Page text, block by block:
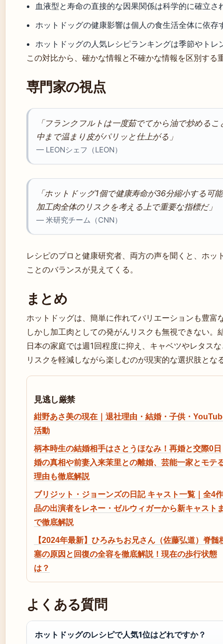
血液型と寿命の直接的な因果関係は科学的に確立さ
ホットドッグの健康影響は個人の食生活全体に依
ホットドッグの人気レシピランキングは季節やト
この対比から、確かな情報と不確かな情報を区別する
専門家の視点
「フランクフルトは一度茹でてから油で炒めるこ
中まで温まり皮がパリッと仕上がる」
— LEONシェフ（LEON）
「ホットドッグ1個で健康寿命が36分縮小する可
加工肉全体のリスクを考える上で重要な指標だ」
— 米研究チーム（CNN）
レシピのプロと健康研究者、両方の声を聞くと、ホ
ことのバランスが見えてくる。
まとめ
ホットドッグは、簡単に作れてバリエーションも豊富
しかし加工肉としての発がんリスクも無視できない。
日本の家庭では週1回程度に抑え、キャベツやレタス
リスクを軽減しながら楽しむのが現実的な選択肢とな
見逃し厳禁
紺野あさ美の現在｜退社理由・結婚・子供・
活動
柄本時生の結婚相手はさとうほなみ！再婚と交際0日
婚の真相や前妻入来茉里との離婚、芸能一家とモテ
理由も徹底解説
ブリジット・ジョーンズの日記 キャスト一覧｜全4作
品の出演者をレネー・ゼルウィガーから新キャスト
で徹底解説
【2024年最新】ひろみちお兄さん（佐藤弘道）脊髄
塞の原因と回復の全容を徹底解説！現在の歩行状態
は？
よくある質問
ホットドッグのレシピで人気1位はどれですか？